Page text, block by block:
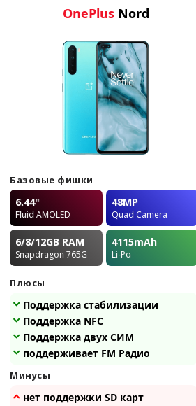
OnePlus Nord
Базовые фишки
6.44"
Fluid AMOLED
48MP
Quad Camera
6/8/12GB RAM
Snapdragon 765G
4115mAh
Li-Po
Плюсы
Поддержка стабилизации
Поддержка NFC
Поддержка двух СИМ
поддерживает FM Радио
Минусы
нет поддержки SD карт